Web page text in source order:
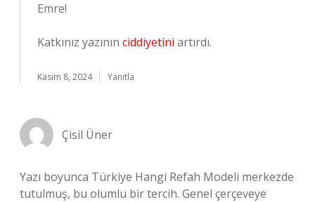
Emre!
Katkınız yazının ciddiyetini artırdı.
Kasım 8, 2024 Yanıtla
Çisil Üner
Yazı boyunca Türkiye Hangi Refah Modeli merkezde
tutulmuş, bu olumlu bir tercih. Genel çerçeveye